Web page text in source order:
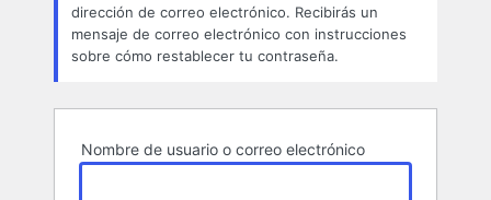
dirección de correo electrónico. Recibirás un
mensaje de correo electrónico con instrucciones
sobre cómo restablecer tu contraseña.
Nombre de usuario o correo electrónico